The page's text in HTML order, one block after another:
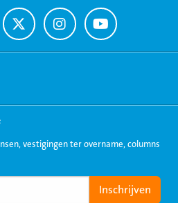
Ga
naar
Twitter
Ga
naar
Instagram
Ga
naar
Youtube
vestigingen ter overname, columns